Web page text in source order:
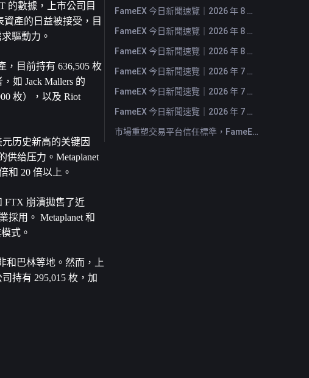
的數據，上市公司目
資產的日益被接受，目
驅動力。
，目前持有 636,505 枚
如 Jack Mallers 的
枚），以及 Riot
历史新高的关键因
给压力。Metaplanet
和 20 倍以上。
FTX 崩潰拋售了近
採用。 Metaplanet 和
式。
和巴林等地。然而，上
持有 295,015 枚，加
FameEX 今日新聞速覽｜2026 年 8 月 5 日
FameEX 今日新聞速覽｜2026 年 8 月 4 日
FameEX 今日新聞速覽｜2026 年 8 月 3 日
FameEX 今日新聞速覽｜2026 年 7 月 31 日
FameEX 今日新聞速覽｜2026 年 7 月 30 日
FameEX 今日新聞速覽｜2026 年 7 月 29 日
市場重塑交易平台信任標準，FameEX 以八年穩健營運持續服務全球用戶